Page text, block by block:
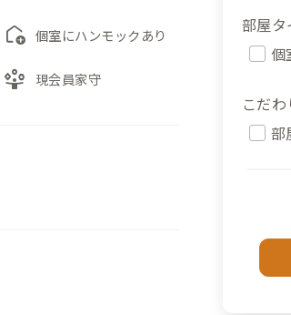
add_home 個室にハンモックあり
person_play 現会員家守
部屋タ
個
こだ
部